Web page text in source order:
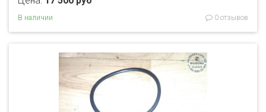
В наличии 0 отзывов